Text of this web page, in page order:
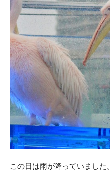
この日は雨が降っていました。